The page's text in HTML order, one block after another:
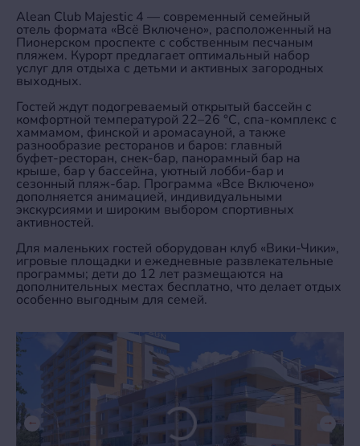
Alean Club Majestic 4 — современный семейный
отель формата «Всё Включено», расположенный на
Пионерском проспекте с собственным песчаным
пляжем. Курорт ­предлагает оптимальный набор
услуг для отдыха с детьми и активных загородных
выходных.
Гостей ждут подогреваемый открытый бассейн с
комфортной температурой 22–26 °С, спа‑комплекс с
хаммамом, финской и аромасауной, а также
разнообразие ресторанов и баров: главный
буфет‑ресторан, снек‑бар, панорамный бар на
крыше, бар у бассейна, уютный лобби‑бар и
сезонный пляж‑бар. Программа «Все Включено»
дополняется анимацией, индивидуальными
экскурсиями и широким выбором спортивных
активностей.
Для маленьких гостей оборудован клуб «Вики‑Чики»,
игровые площадки и ежедневные развлекательные
программы; дети до 12 лет размещаются на
дополнительных местах бесплатно, что делает отдых
особенно выгодным для семей.